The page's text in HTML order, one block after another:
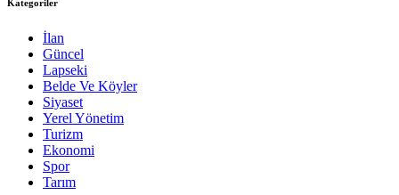
Kategoriler
İlan
Güncel
Lapseki
Belde Ve Köyler
Siyaset
Yerel Yönetim
Turizm
Ekonomi
Spor
Tarım